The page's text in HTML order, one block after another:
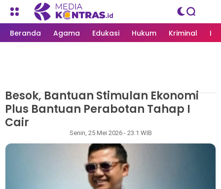
Beranda Agama Edukasi Hukum Kriminal
MEDIAKONTRAS.ID / LANGSA
Besok, Bantuan Stimulan Ekonomi
Plus Bantuan Perabotan Tahap I
Cair
Senin, 25 Mei 2026 - 23:1 WIB